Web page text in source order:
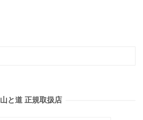
山と道 正規取扱店